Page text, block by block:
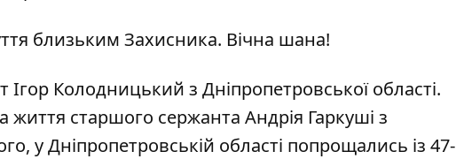
близьким Захисника. Вічна шана!
Ігор Колодницький з Дніпропетровської області.
життя старшого сержанта Андрія Гаркуші з
у Дніпропетровській області попрощались із 47-